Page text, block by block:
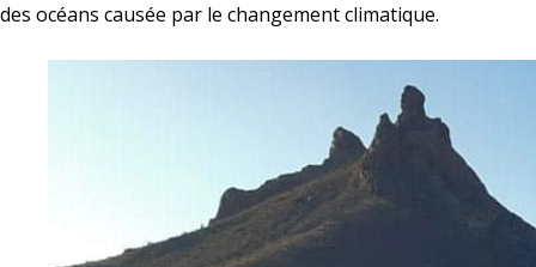
des océans causée par le changement climatique.